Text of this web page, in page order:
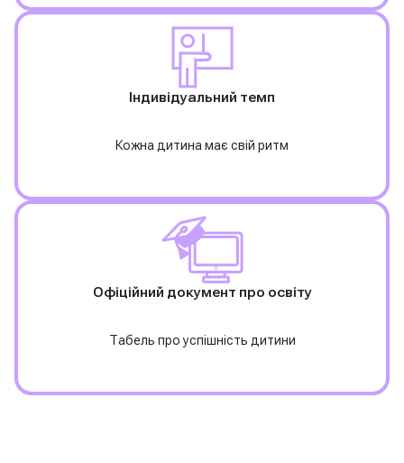
ндивідуальний темп
Кожна дитина має свій ритм
Офіційний документ про освіту
Табель про успішність дитини